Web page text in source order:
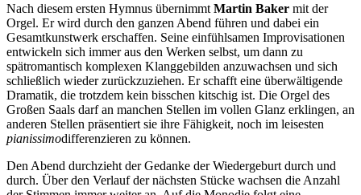
Nach diesem ersten Hymnus übernimmt Martin Baker mit der
Orgel. Er wird durch den ganzen Abend führen und dabei ein
Gesamtkunstwerk erschaffen. Seine einfühlsamen Improvisationen
entwickeln sich immer aus den Werken selbst, um dann zu
spätromantisch komplexen Klanggebilden anzuwachsen und sich
schließlich wieder zurückzuziehen. Er schafft eine überwältigende
Dramatik, die trotzdem kein bisschen kitschig ist. Die Orgel des
Großen Saals darf an manchen Stellen im vollen Glanz erklingen, an
anderen Stellen präsentiert sie ihre Fähigkeit, noch im leisesten
pianissimodifferenzieren zu können.
Den Abend durchzieht der Gedanke der Wiedergeburt durch und
durch. Über den Verlauf der nächsten Stücke wachsen die Anzahl